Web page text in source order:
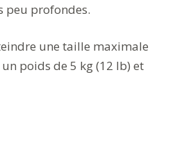
peu profondes.
une taille maximale
poids de 5 kg (12 lb) et